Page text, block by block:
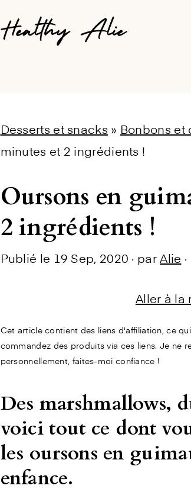
Desserts et snacks » Bonbons et
minutes et 2 ingrédients !
Oursons en
2 ingrédients !
Publié le 19 Sep, 2020 · parAlie ·
Aller à la
Cet article contient des liens d'affiliation, ce
commandez des produits via ces liens. Je ne
personnellement, faites-moi confiance !
Des marshmallows,
voici tout ce dont
les oursons en
enfance.